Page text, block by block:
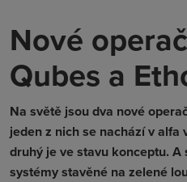
Nové
Qubes a
Na světě jsou dva nové
jeden z nich se nachází v alfa
druhý je ve stavu konceptu.
systémy stavěné na zelené